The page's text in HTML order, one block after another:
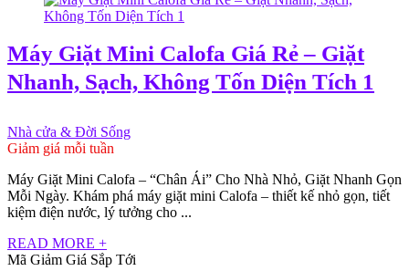
Máy Giặt Mini Calofa Giá Rẻ – Giặt
Nhanh, Sạch, Không Tốn Diện Tích 1
Nhà cửa & Đời Sống
Giảm giá mỗi tuần
Máy Giặt Mini Calofa – “Chân Ái” Cho Nhà Nhỏ, Giặt Nhanh Gọn
Mỗi Ngày. Khám phá máy giặt mini Calofa – thiết kế nhỏ gọn, tiết
kiệm điện nước, lý tưởng cho ...
READ MORE +
Mã Giảm Giá Sắp Tới